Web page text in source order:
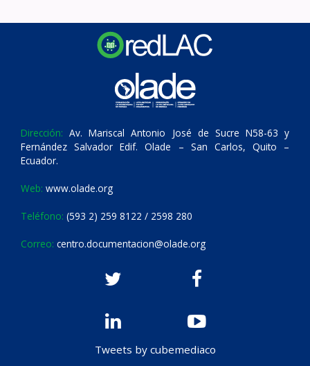
Dirección: Av. Mariscal Antonio José de Sucre N58-63 y
Fernández Salvador Edif. Olade – San Carlos, Quito –
Ecuador.
Web: www.olade.org
Teléfono: (593 2) 259 8122 / 2598 280
Correo: centro.documentacion@olade.org
Tweets by cubemediaco